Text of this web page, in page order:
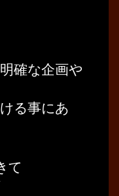
確な企画や
る事にあ
て